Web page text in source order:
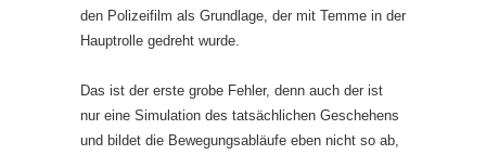
den Polizeifilm als Grundlage, der mit Temme in der
Hauptrolle gedreht wurde.
Das ist der erste grobe Fehler, denn auch der ist
nur eine Simulation des tatsächlichen Geschehens
und bildet die Bewegungsabläufe eben nicht so ab,